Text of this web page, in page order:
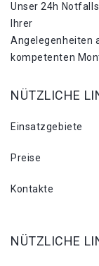
Unser 24h
Ihrer
Angelegenheiten
kompetenten
NÜTZLICHE
Einsatzgebiete
Preise
Kontakte
NÜTZLICHE